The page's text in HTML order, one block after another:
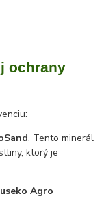
ochrany
. Tento minerál
ktorý je
Agro